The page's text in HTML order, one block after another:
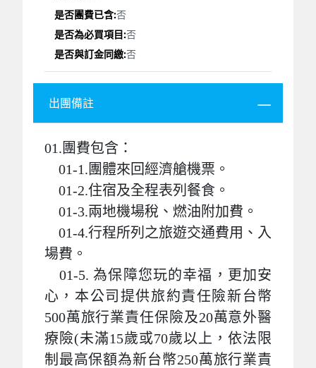
否
否
否
出團備註
01.團費包含：
01-1.團體來回經濟艙機票。
01-2.住宿及全程表列餐食。
01-3.兩地機場稅、燃油附加費。
01-4.行程所列之旅遊交通費用、入
場費。
01-5. 為保障您玩的幸福，更加安
心，本公司提供旅約責任險新台幣
500萬旅行業責任保險及20萬意外醫
療險(未滿15歲或70歲以上，依法限
制最高保額為新台幣250萬旅行業責